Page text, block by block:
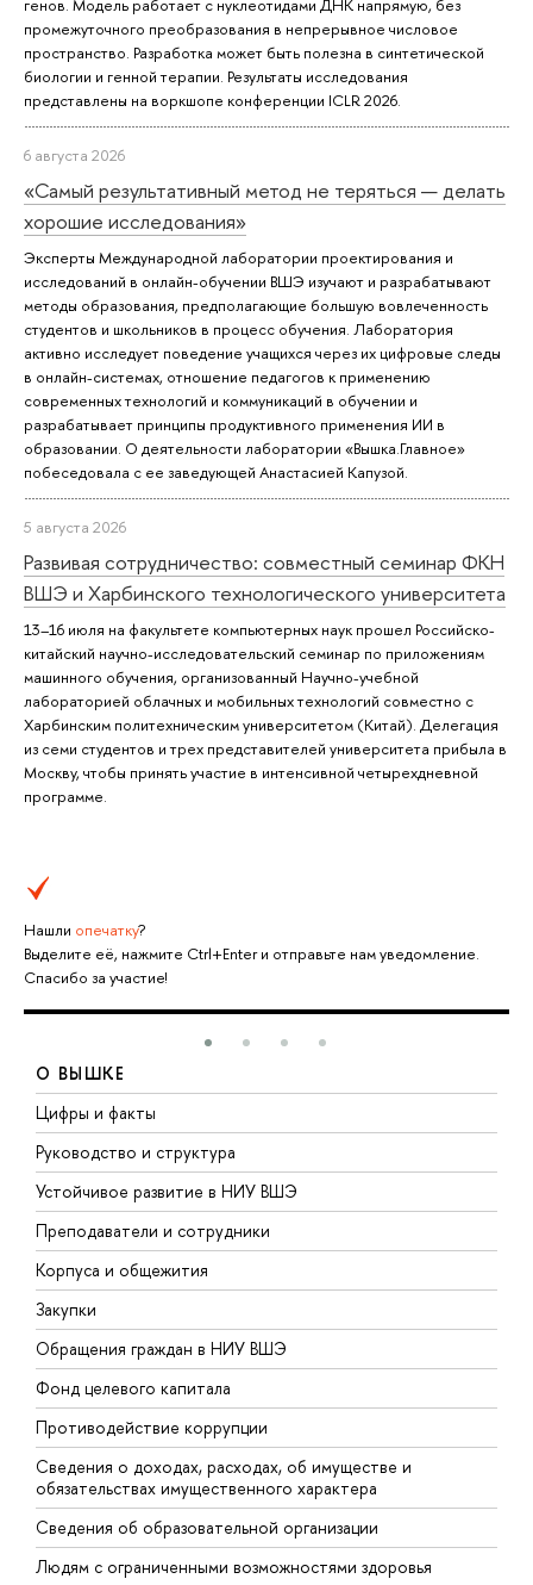
генов. Модель работает с нуклеотидами ДНК напрямую, без
промежуточного преобразования в непрерывное числовое
пространство. Разработка может быть полезна в синтетической
биологии и генной терапии. Результаты исследования
представлены на воркшопе конференции ICLR 2026.
6 августа 2026
«Самый результативный метод не теряться — делать
хорошие исследования»
Эксперты Международной лаборатории проектирования и
исследований в онлайн-обучении ВШЭ изучают и разрабатывают
методы образования, предполагающие большую вовлеченность
студентов и школьников в процесс обучения. Лаборатория
активно исследует поведение учащихся через их цифровые следы
в онлайн-системах, отношение педагогов к применению
современных технологий и коммуникаций в обучении и
разрабатывает принципы продуктивного применения ИИ в
образовании. О деятельности лаборатории «Вышка.Главное»
побеседовала с ее заведующей Анастасией Капузой.
5 августа 2026
Развивая сотрудничество: совместный семинар ФКН
ВШЭ и Харбинского технологического университета
13–16 июля на факультете компьютерных наук прошел Российско-
китайский научно-исследовательский семинар по приложениям
машинного обучения, организованный Научно-учебной
лабораторией облачных и мобильных технологий совместно с
Харбинским политехническим университетом (Китай). Делегация
из семи студентов и трех представителей университета прибыла в
Москву, чтобы принять участие в интенсивной четырехдневной
программе.
Нашли опечатку?
Выделите её, нажмите Ctrl+Enter и отправьте нам уведомление.
Спасибо за участие!
О ВЫШКЕ
Цифры и факты
Руководство и структура
Устойчивое развитие в НИУ ВШЭ
Преподаватели и сотрудники
Корпуса и общежития
Закупки
Обращения граждан в НИУ ВШЭ
Фонд целевого капитала
Противодействие коррупции
Сведения о доходах, расходах, об имуществе и
обязательствах имущественного характера
Сведения об образовательной организации
Людям с ограниченными возможностями здоровья